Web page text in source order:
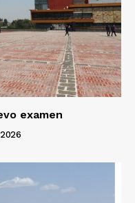
examen